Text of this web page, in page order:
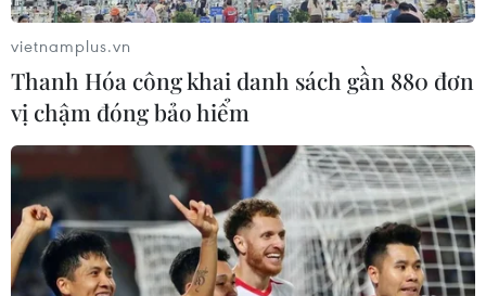
vietnamplus.vn
Thanh Hóa công khai danh sách gần 880 đơn
vị chậm đóng bảo hiểm